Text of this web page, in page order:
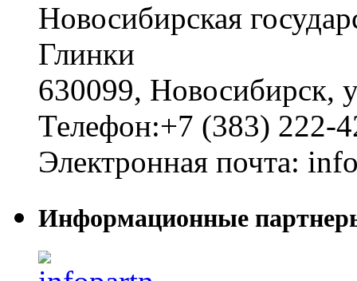
Новосибирская
Глинки
630099, Новосибирск,
Телефон:+7 (383) 222-
Электронная почта:
Информационные